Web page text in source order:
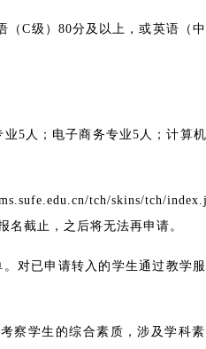
（C级） 80分及以上，或英语（
业5 人；电子商务专业5 人；计算
tch/skins/tch/
名截止，之后将无法再申请。
对已申请转入的学生通过教学
察学生的综合素质，涉及学科